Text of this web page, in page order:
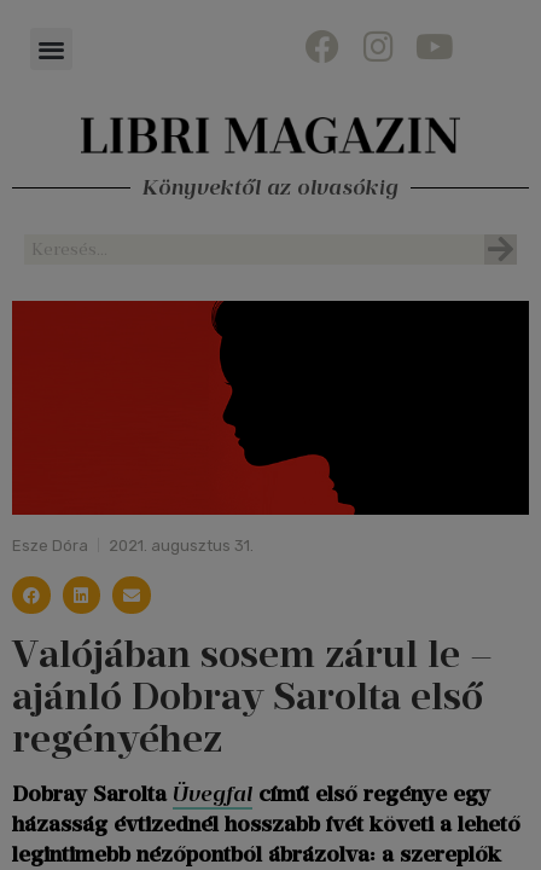
Könyvektől az olvasókig
Esze Dóra 2021. augusztus 31.
Valójában sosem zárul le –
ajánló Dobray Sarolta első
regényéhez
Dobray Sarolta Üvegfal című első regénye egy
házasság évtizednél hosszabb ívét követi a lehető
legintimebb nézőpontból ábrázolva: a szereplők